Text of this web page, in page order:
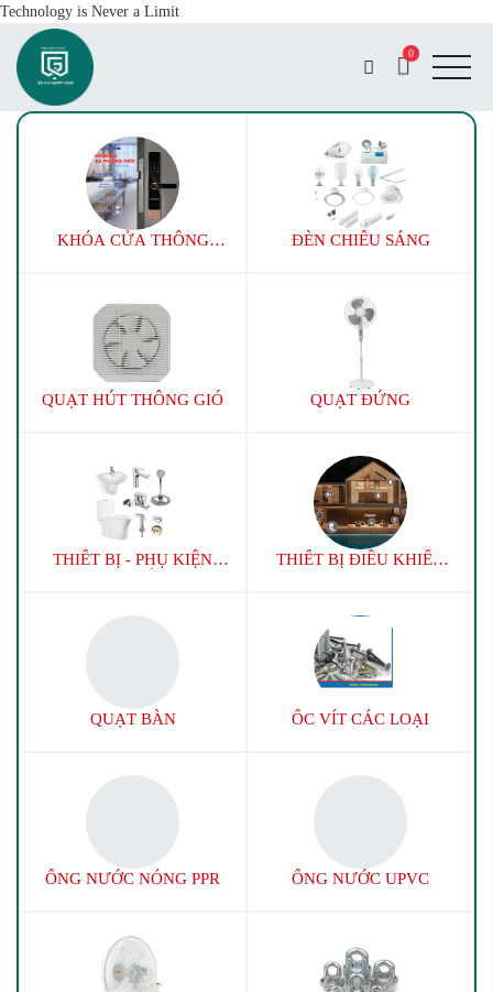
Technology is Never a Limit
0
KHÓA CỬA THÔNG
ĐÈN CHIẾU SÁNG
QUẠT HÚT THÔNG GIÓ QUẠT ĐỨNG
THIẾT BỊ - PHỤ KIỆN
THIẾT BỊ ĐIỀU KHIỂN
QUẠT BÀN ỐC VÍT CÁC LOẠI
ỐNG NƯỚC NÓNG PPR ỐNG NƯỚC UPVC